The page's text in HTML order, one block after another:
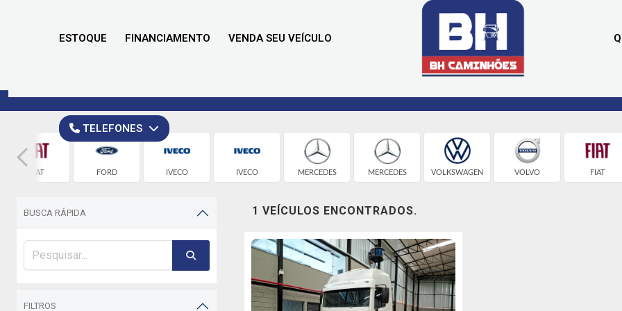
ESTOQUE FINANCIAMENTO VENDA SEU VEÍCULO
TELEFONES
FIAT FORD IVECO IVECO MERCEDES MERCEDES VOLKSWAGEN VOLVO FIAT
BUSCA RÁPIDA
FILTROS
1 VEÍCULOS ENCONTRADOS.